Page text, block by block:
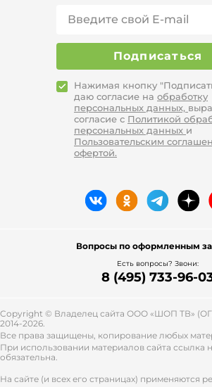
вариант, если ваша
моделирования
надеть платье халат с
такой вариант стоит
Т-образной фигуре.
Облегающее платье –
оптимальный выбор для
девушек, которые имеют
практически идеальную
Нужно помнить, что в
изготовления красивой
одежды применяются
гипюровый, шелковый
Также серое платье
быть атласным,
бархатным.
Повседневные женские
рукавом и без него
Для ежедневного ношения
надеть женское платье из
Подписаться
Нажимая кнопку
даю согласие на обработку
персональных данных,
согласие с Политикой
персональных данных и
Пользовательским
офертой.
Вопросы по оформленным
Есть вопросы? Звони:
8 (495) 733-96-
Copyright © Владелец сайта ООО «ШОП ТВ»
2014-2026.
Все права защищены, копирование любых
При использовании материалов сайта ссылка
обязательна.
На сайте (и всех его страницах) применяются